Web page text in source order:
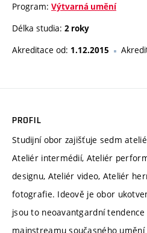
Program: Výtvarná umění
Délka studia: 2 roky
Akreditace od: 1.12.2015
PROFIL
Studijní obor zajišťuje sedm
Ateliér intermédií, Ateliér
designu, Ateliér video, Ateliér
fotografie. Ideově je obor
jsou to neoavantgardní
mainstreamu současného